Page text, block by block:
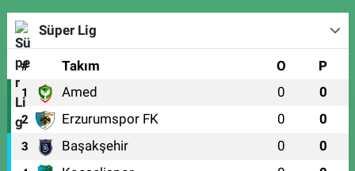
Süper Lig
# Takım O P
1 Amed 0 0
2 Erzurumspor FK 0 0
3 Başakşehir 0 0